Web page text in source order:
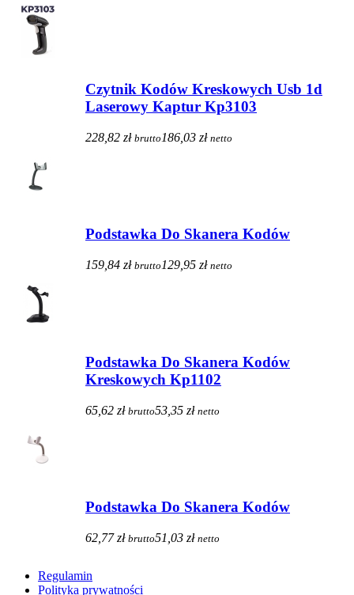
Czytnik Kodów Kreskowych Usb 1d
Laserowy Kaptur Kp3103
228,82 zł brutto 186,03 zł netto
Podstawka Do Skanera Kodów
159,84 zł brutto 129,95 zł netto
Podstawka Do Skanera Kodów
Kreskowych Kp1102
65,62 zł brutto53,35 zł netto
Podstawka Do Skanera Kodów
62,77 zł brutto51,03 zł netto
Regulamin
Polityka prywatności